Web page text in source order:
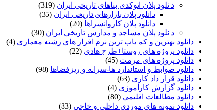
دانلود پلان اتوکدی بناهای تاریخی ایران (319)
دانلود پلان بازارهای تاریخی ایران (35)
دانلود پلان کاروانسراها (20)
دانلود پلان مساجد و مدارس تاریخی ایران (30)
دانلود بهترین و کم یاب ترین نرم افزار های رشته معماری (4)
دانلود پروژه های روستا+طرح هادی (22)
دانلود پروژه های مرمت (45)
دانلود ضوابط و استاندارد ها-سرانه و ریزفضاها (98)
دانلود قرار داد کاری (63)
دانلود گزارش کارآموزی (4)
دانلود مطالعات اقلیمی (80)
دانلود نمونه های موردی داخلی و خاجی (83)